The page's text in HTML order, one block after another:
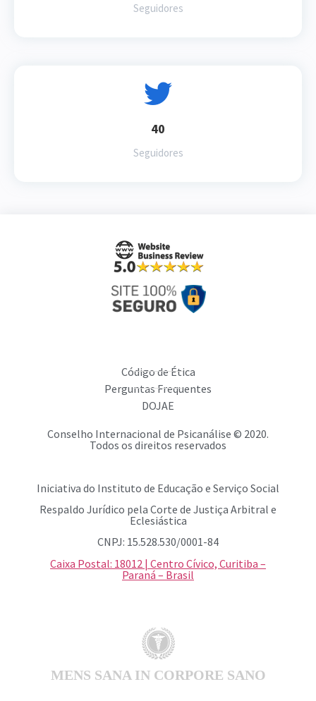
Seguidores
40
Seguidores
Código de Ética
Perguntas Frequentes
DOJAE
Conselho Internacional de Psicanálise © 2020.
Todos os direitos reservados
Iniciativa do Instituto de Educação e Serviço Social
Respaldo Jurídico pela Corte de Justiça Arbitral e
Eclesiástica
CNPJ: 15.528.530/0001-84
Caixa Postal: 18012 | Centro Cívico, Curitiba –
Paraná – Brasil
MENS SANA IN CORPORE SANO